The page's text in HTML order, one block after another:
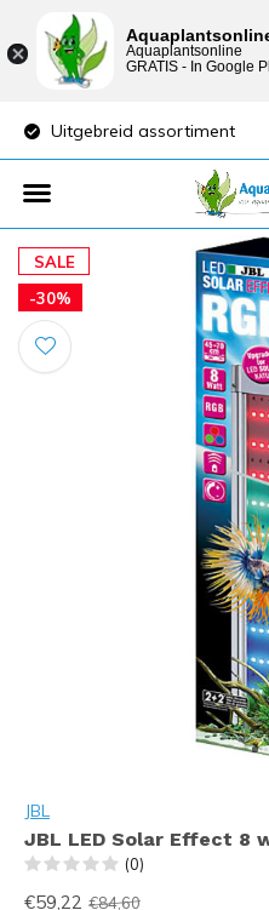
Uitgebreid assortiment
SALE
-30%
JBL
JBL LED Solar Effect 8
(0)
€59,22 €84,60
Aquaplantsonline
GRATIS - In Google